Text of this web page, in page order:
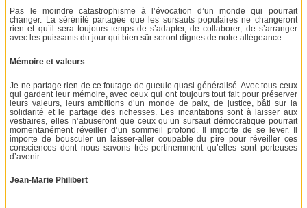
Pas le moindre catastrophisme à l’évocation d’un monde qui pourrait
changer. La sérénité partagée que les sursauts populaires ne changeront
rien et qu’il sera toujours temps de s’adapter, de collaborer, de s’arranger
avec les puissants du jour qui bien sûr seront dignes de notre allégeance.
Mémoire et valeurs
Je ne partage rien de ce foutage de gueule quasi généralisé. Avec tous ceux
qui gardent leur mémoire, avec ceux qui ont toujours tout fait pour préserver
leurs valeurs, leurs ambitions d’un monde de paix, de justice, bâti sur la
solidarité et le partage des richesses. Les incantations sont à laisser aux
vestiaires, elles n’abuseront que ceux qu’un sursaut démocratique pourrait
momentanément réveiller d’un sommeil profond. Il importe de se lever. Il
importe de bousculer un laisser-aller coupable du pire pour réveiller ces
consciences dont nous savons très pertinemment qu’elles sont porteuses
d’avenir.
Jean-Marie Philibert